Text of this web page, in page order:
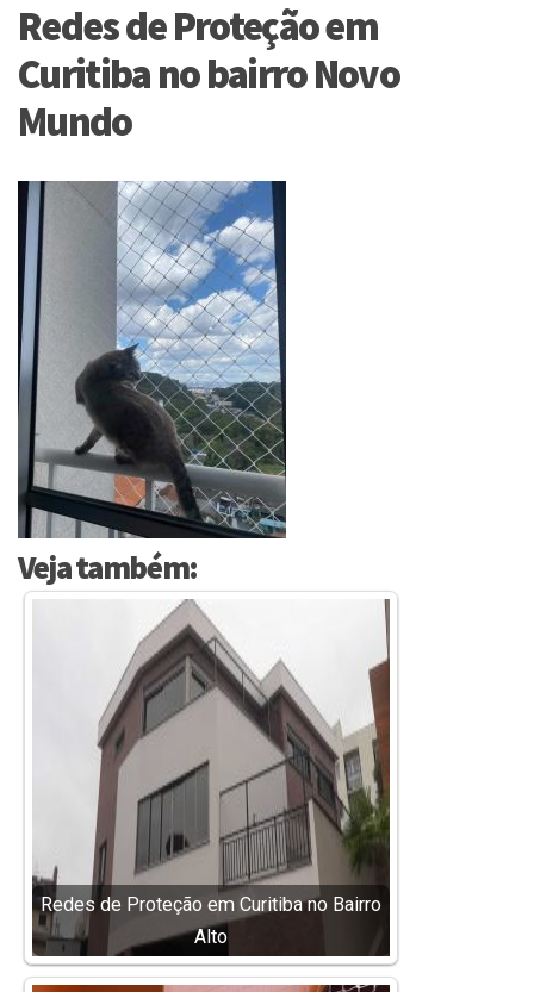
Redes de Proteção em
Curitiba no bairro Novo
Mundo
Veja também:
Redes de Proteção em Curitiba no Bairro
Alto